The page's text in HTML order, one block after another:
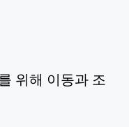
위해 이동과 조